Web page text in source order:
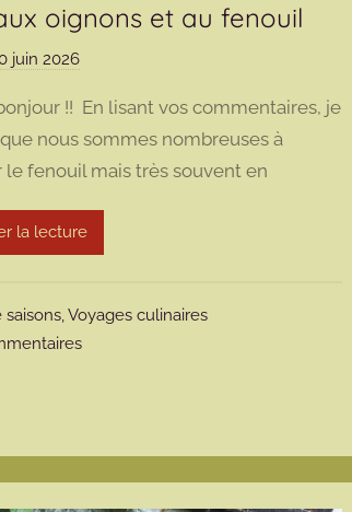
oignons et au fenouil
juin 2026p
r
m
a
m
o
t
e
!! En lisant vos commentaires, je
nous sommes nombreuses à
le fenouil mais très souvent en
la lecture
saisons,Voyages culinaires